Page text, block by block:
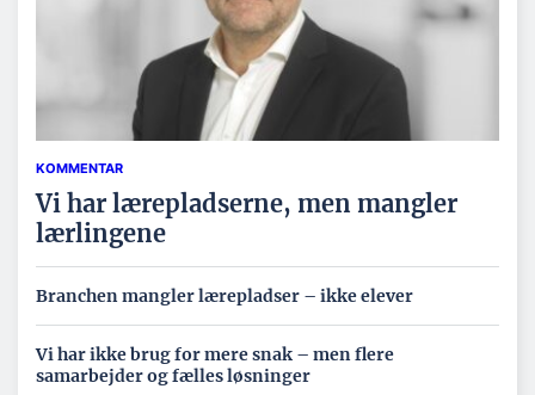
KOMMENTAR
Vi har lærepladserne, men mangler
lærlingene
Branchen mangler lærepladser – ikke elever
Vi har ikke brug for mere snak – men flere
samarbejder og fælles løsninger